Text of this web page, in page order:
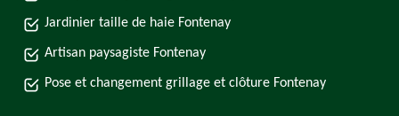
Jardinier taille de haie Fontenay
Artisan paysagiste Fontenay
Pose et changement grillage et clôture Fontenay